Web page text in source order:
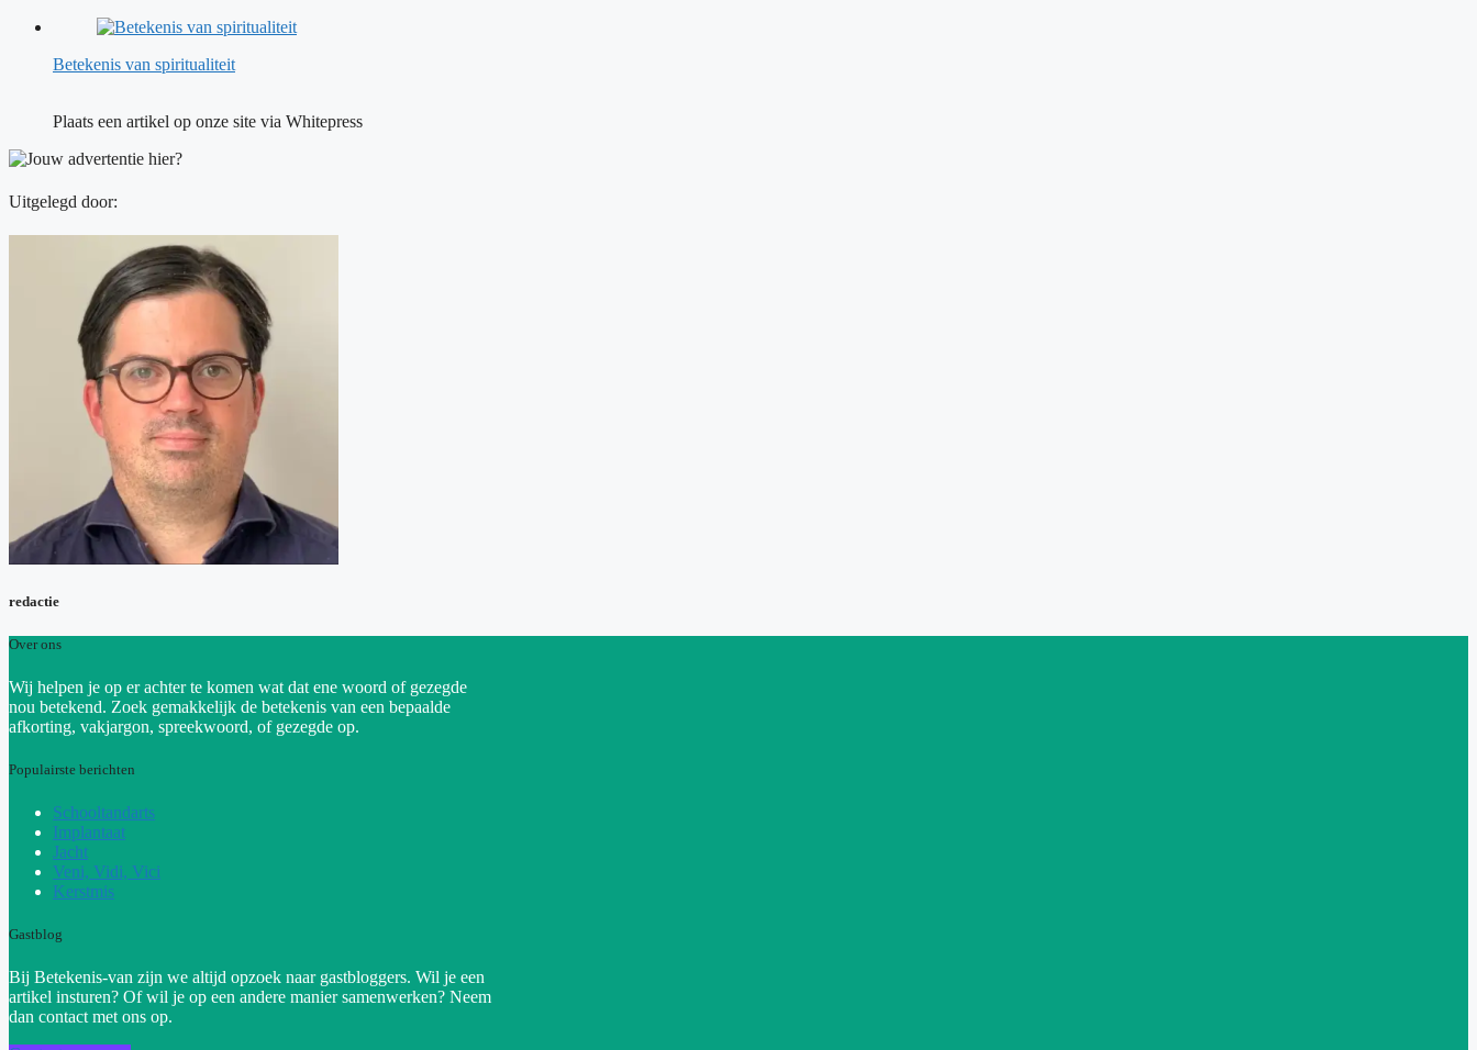
Betekenis van spiritualiteit
Plaats een artikel op onze site via Whitepress
Uitgelegd door:
redactie
Over ons
Wij helpen je op er achter te komen wat dat ene woord of gezegde
nou betekend. Zoek gemakkelijk de betekenis van een bepaalde
afkorting, vakjargon, spreekwoord, of gezegde op.
Populairste berichten
Schooltandarts
Implantaat
Jacht
Veni, Vidi, Vici
Kerstmis
Gastblog
Bij Betekenis-van zijn we altijd opzoek naar gastbloggers. Wil je een
artikel insturen? Of wil je op een andere manier samenwerken? Neem
dan contact met ons op.